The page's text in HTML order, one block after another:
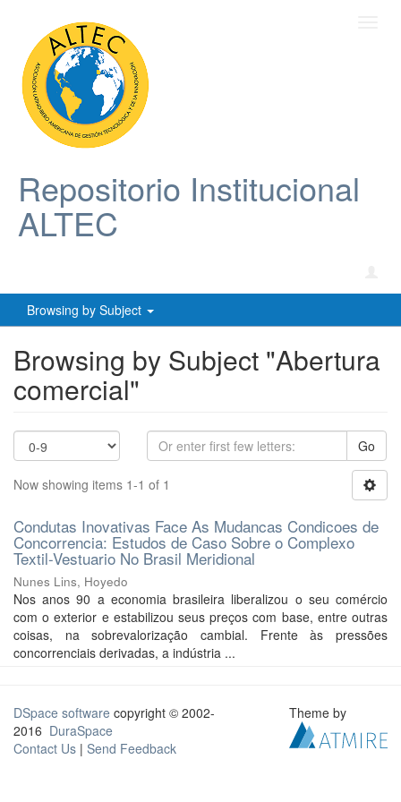
Repositorio Institucional
ALTEC
Browsing by Subject
Browsing by Subject "Abertura
comercial"
Go
Now showing items 1-1 of 1
Condutas Inovativas Face As Mudancas Condicoes de
Concorrencia: Estudos de Caso Sobre o Complexo
Textil-Vestuario No Brasil Meridional
Nunes Lins, Hoyedo
Nos anos 90 a economia brasileira liberalizou o seu comércio
com o exterior e estabilizou seus preços com base, entre outras
coisas, na sobrevalorização cambial. Frente às pressões
concorrenciais derivadas, a indústria ...
DSpace software copyright © 2002-
2016 DuraSpace
Contact Us | Send Feedback
Theme by